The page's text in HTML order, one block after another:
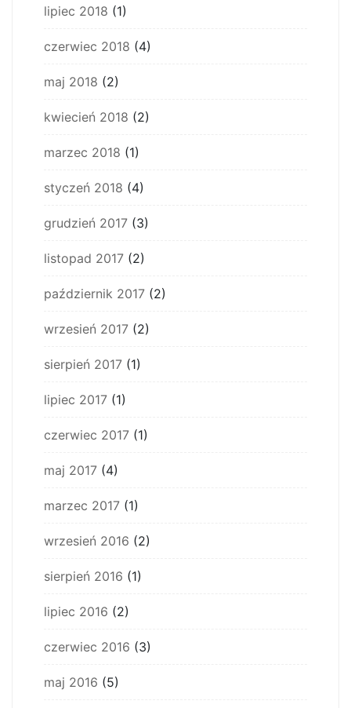
lipiec 2018 (1)
czerwiec 2018 (4)
maj 2018 (2)
kwiecień 2018 (2)
marzec 2018 (1)
styczeń 2018 (4)
grudzień 2017 (3)
listopad 2017 (2)
październik 2017 (2)
wrzesień 2017 (2)
sierpień 2017 (1)
lipiec 2017 (1)
czerwiec 2017 (1)
maj 2017 (4)
marzec 2017 (1)
wrzesień 2016 (2)
sierpień 2016 (1)
lipiec 2016 (2)
czerwiec 2016 (3)
maj 2016 (5)